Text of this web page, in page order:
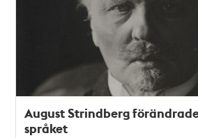
August Strindberg
språket